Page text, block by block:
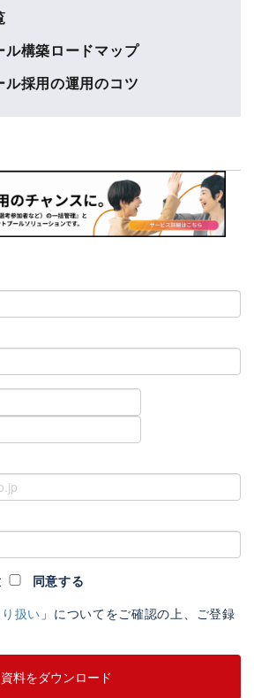
ル構築ロードマップ
ル採用の運用のコツ
同意する
扱い 」についてをご確認の上、ご登録